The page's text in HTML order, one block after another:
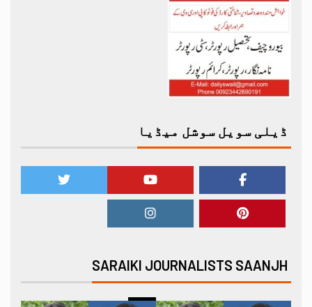
ڈیلی سویل سوشل میڈیا
SARAIKI JOURNALISTS SAANJH